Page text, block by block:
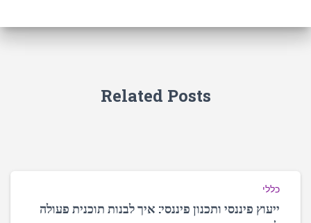
Related Posts
כללי
ייעוץ פיננסי ותכנון פיננסי: איך לבנות תוכנית פעולה